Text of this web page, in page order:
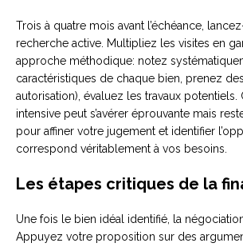
Trois à quatre mois avant l’échéance,
recherche active. Multipliez les visites en
approche méthodique: notez
caractéristiques de chaque bien, prenez
autorisation), évaluez les travaux potentiels.
intensive peut s’avérer éprouvante mais
pour affiner votre jugement et identifier
correspond véritablement à vos besoins.
Les étapes critiques de la
Une fois le bien idéal identifié, la négociation
Appuyez votre proposition sur des